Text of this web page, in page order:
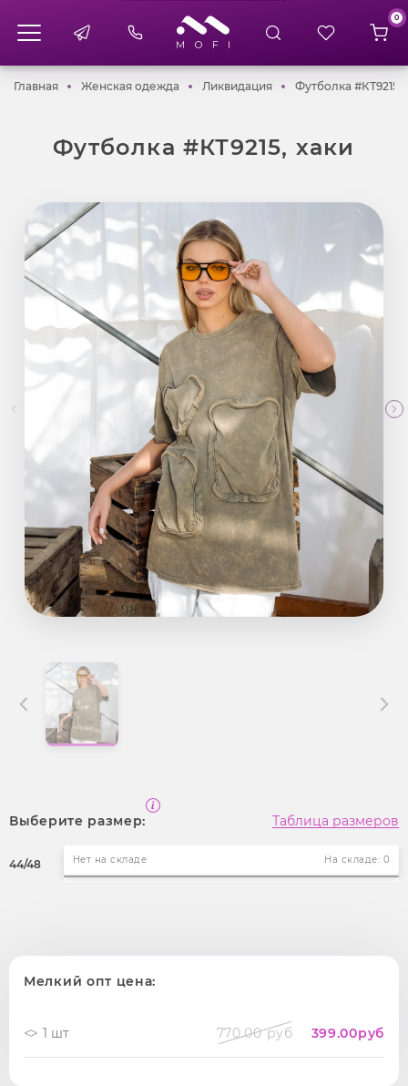
0
ГлавнаяГлавнаяЖенская одежда Женская одежда
ЛиквидацияЛиквидация
Футболка #КТ9215,
Футболка #КТ9215, хаки
Выберите размер: Таблица размеров
44/48 Нет на складе На складе: 0
Мелкий опт цена:
1 шт 770.00 руб 399.00руб